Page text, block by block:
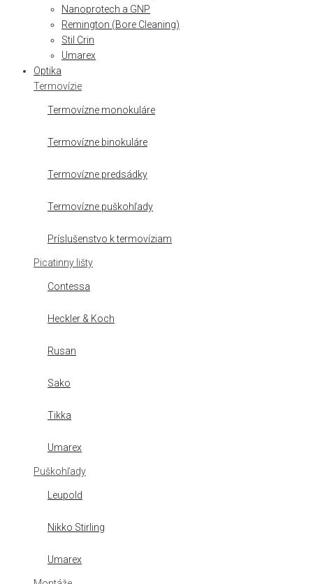
Nanoprotech a GNP
Remington (Bore Cleaning)
Stil Crin
Umarex
Optika
Termovízie
Termovízne monokuláre
Termovízne binokuláre
Termovízne predsádky
Termovízne puškohľady
Príslušenstvo k termovíziam
Picatinny lišty
Contessa
Heckler & Koch
Rusan
Sako
Tikka
Umarex
Puškohľady
Leupold
Nikko Stirling
Umarex